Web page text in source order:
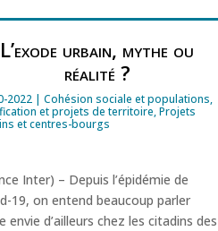
L’exode urbain, mythe ou
réalité ?
2022| Cohésion sociale et populations,
et projets de territoire,Projets
et centres-bourgs
Inter) – Depuis l’épidémie de
19, on entend beaucoup parler
envie d’ailleurs chez les citadins des